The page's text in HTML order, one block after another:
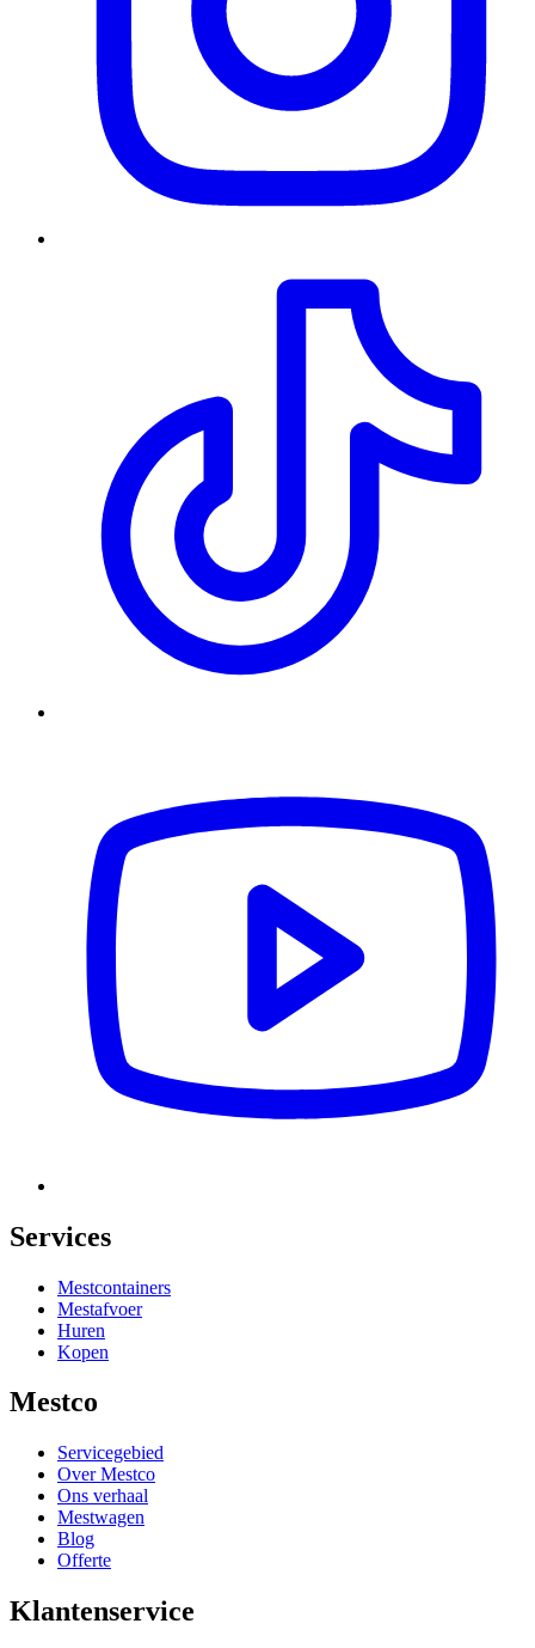
Services
Mestcontainers
Mestafvoer
Huren
Kopen
Mestco
Servicegebied
Over Mestco
Ons verhaal
Mestwagen
Blog
Offerte
Klantenservice